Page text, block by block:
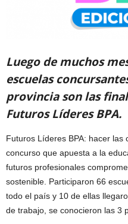
Luego de muchos
escuelas
provincia son las
Futuros Líderes BPA.
Futuros Líderes BPA: hacer las
concurso que apuesta a la
futuros profesionales
sostenible. Participaron 66
todo el país y 10 de ellas
de trabajo, se conocieron las 3